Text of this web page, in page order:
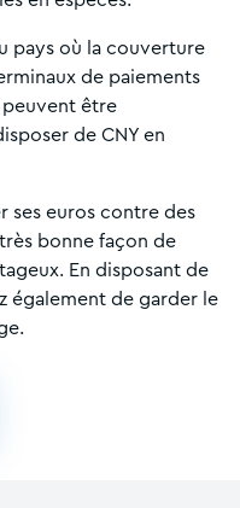
pays où la couverture
de paiements
être
de CNY en
ses euros contre des
bonne façon de
En disposant de
également de garder le